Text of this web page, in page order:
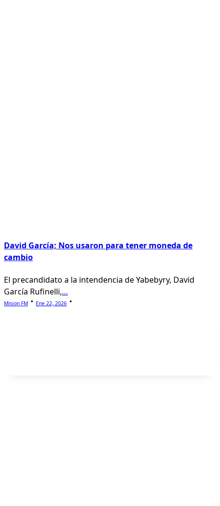
David García; Nos usaron para tener moneda de
cambio
El precandidato a la intendencia de Yabebyry, David
García Rufinelli,...
Mision FM Ene 22, 2026